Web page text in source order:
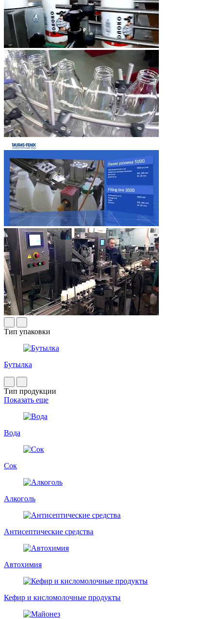
Тип упаковки
Бутылка
Тип продукции
Показать еще
Вода
Сок
Алкоголь
Антисептические средства
Автохимия
Кефир и кисломолочные продукты